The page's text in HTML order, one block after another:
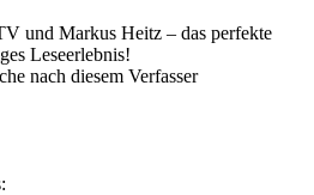
und Markus Heitz – das perfekte
Leseerlebnis!
nach diesem Verfasser